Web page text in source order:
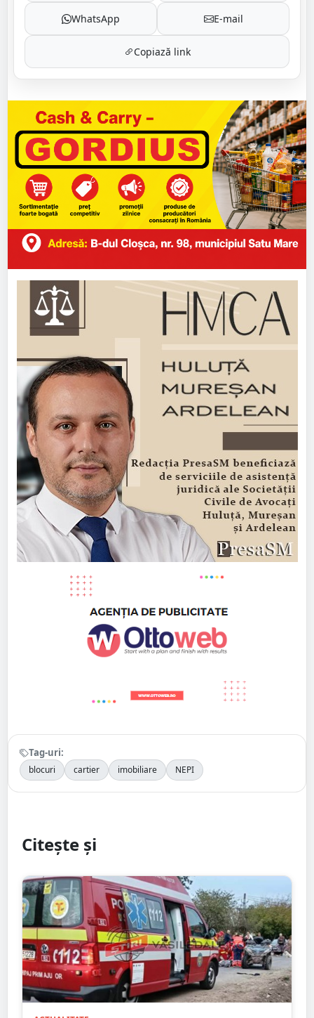
WhatsApp E-mail
Copiază link
Tag-uri:
blocuri cartier imobiliare NEPI
Citește și